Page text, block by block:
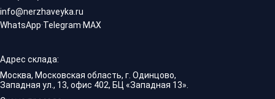
info@nerzhaveyka.ru
WhatsApp·Telegram·MAX
Адрес склада:
Москва, Московская область, г. Одинцово,
Западная ул., 13, офис 402, БЦ «Западная 13».